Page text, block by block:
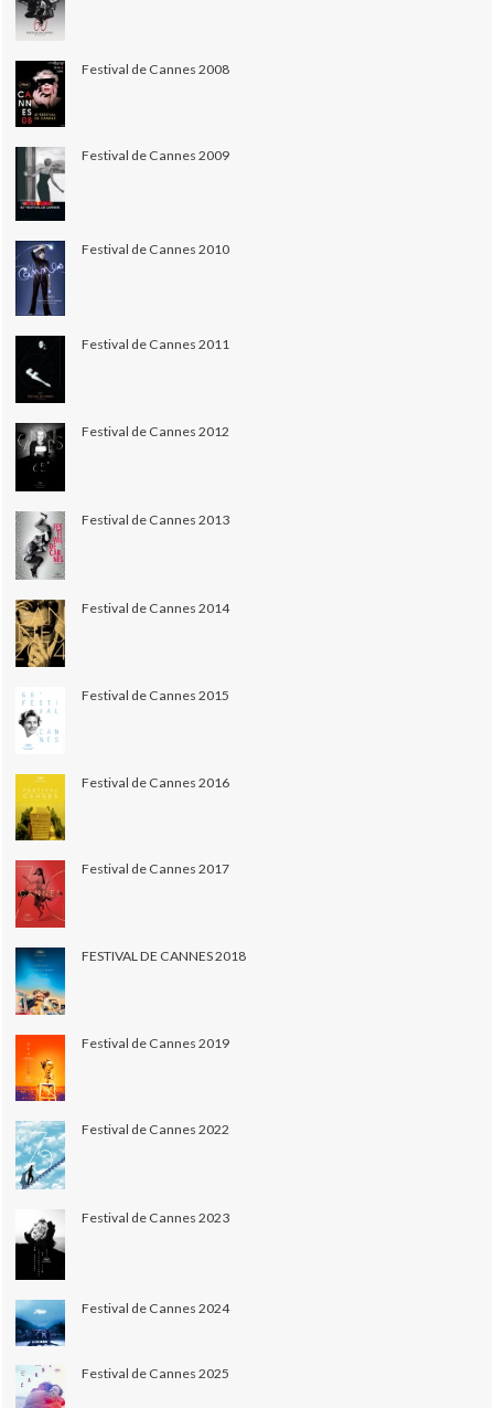
Festival de Cannes 2008
Festival de Cannes 2009
Festival de Cannes 2010
Festival de Cannes 2011
Festival de Cannes 2012
Festival de Cannes 2013
Festival de Cannes 2014
Festival de Cannes 2015
Festival de Cannes 2016
Festival de Cannes 2017
FESTIVAL DE CANNES 2018
Festival de Cannes 2019
Festival de Cannes 2022
Festival de Cannes 2023
Festival de Cannes 2024
Festival de Cannes 2025